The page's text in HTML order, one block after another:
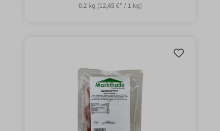
0.2 kg (12,45 €* / 1 kg)